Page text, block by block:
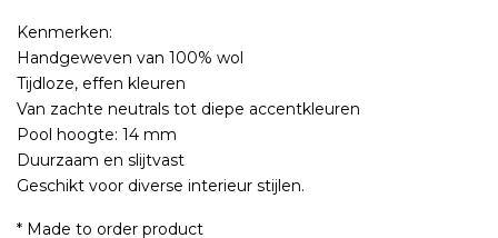
Kenmerken:
Handgeweven van 100% wol
Tijdloze, effen kleuren
Van zachte neutrals tot diepe accentkleuren
Pool hoogte: 14 mm
Duurzaam en slijtvast
Geschikt voor diverse interieur stijlen.
* Made to order product